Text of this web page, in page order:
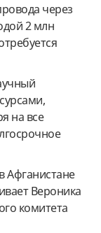
через
2 млн
на все
Афганистане
Вероника
комитета